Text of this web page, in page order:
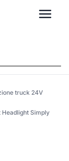
truck 24V
Headlight Simply